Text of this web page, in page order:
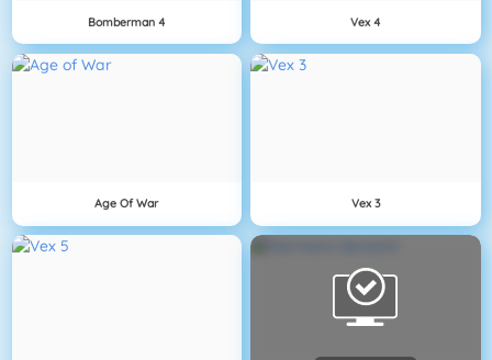
Bomberman 4 Vex 4
Age Of War Vex 3